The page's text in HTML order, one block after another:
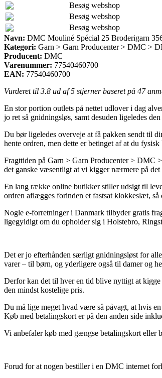
Besøg webshop
Besøg webshop
Besøg webshop
Navn: DMC Mouliné Spécial 25 Broderigarn
Kategori: Garn > Garn Producenter > DMC >
Producent: DMC
Varenummer: 77540460700
EAN: 77540460700
Vurderet til 3.8 ud af 5 stjerner baseret på 47
En stor portion outlets på nettet udlover i dag
jo ret så gnidningsløs, samt desuden ligeledes
Du bør ligeledes overveje at få pakken sendt til
hente ordren, men dette er betinget af at du
Fragttiden på Garn > Garn Producenter > DMC
det ganske væsentligt at vi kigger nærmere på
En lang række online butikker stiller udsigt til
ordren aflægges forinden et fastsat klokkeslæt,
Nogle e-forretninger i Danmark tilbyder gratis
ligegyldigt om du opholder sig i Holstebro,
Det er jo efterhånden særligt gnidningsløst for
varer – til børn, og yderligere også til damer og
Derfor kan det til hver en tid blive nyttigt at
den mindst kostelige pris.
Du må lige meget hvad være så påvagt, at hvis
Køb med betalingskort er på den anden side
Vi anbefaler køb med gængse betalingskort eller
Forud for at nogen bestiller i en DMC internet